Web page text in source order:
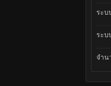
ระบ
ระบ
จำน